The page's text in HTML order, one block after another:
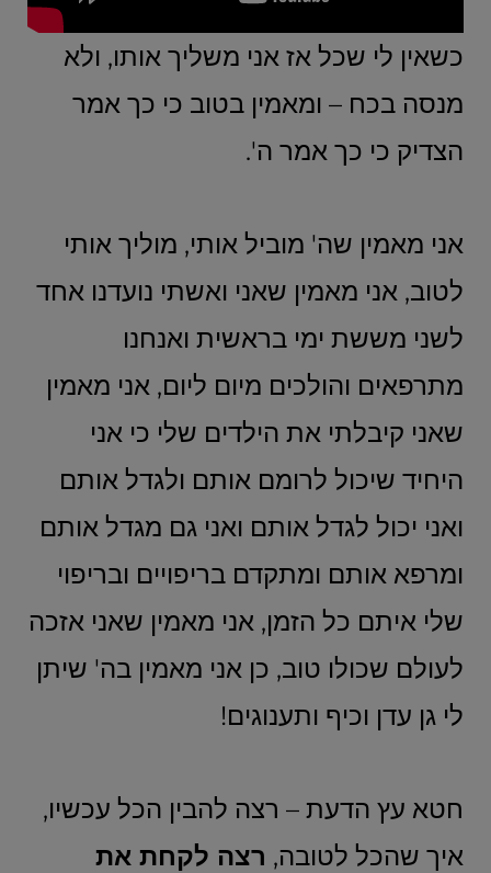
כשאין לי שכל אז אני משליך אותו, ולא
מנסה בכח – ומאמין בטוב כי כך אמר
הצדיק כי כך אמר ה'.
אני מאמין שה' מוביל אותי, מוליך אותי
לטוב, אני מאמין שאני ואשתי נועדנו אחד
לשני מששת ימי בראשית ואנחנו
מתרפאים והולכים מיום ליום, אני מאמין
שאני קיבלתי את הילדים שלי כי אני
היחיד שיכול לרומם אותם ולגדל אותם
ואני יכול לגדל אותם ואני גם מגדל אותם
ומרפא אותם ומתקדם בריפויים ובריפוי
שלי איתם כל הזמן, אני מאמין שאני אזכה
לעולם שכולו טוב, כן אני מאמין בה' שיתן
לי גן עדן וכיף ותענוגים!
חטא עץ הדעת – רצה להבין הכל עכשיו,
איך שהכל לטובה, רצה לקחת את